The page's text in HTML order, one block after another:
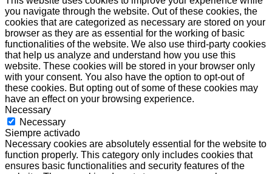
you navigate through the website. Out of these cookies, the
cookies that are categorized as necessary are stored on your
browser as they are as essential for the working of basic
functionalities of the website. We also use third-party cookies
that help us analyze and understand how you use this
website. These cookies will be stored in your browser only
with your consent. You also have the option to opt-out of
these cookies. But opting out of some of these cookies may
have an effect on your browsing experience.
Necessary
Necessary
Siempre activado
Necessary cookies are absolutely essential for the website to
function properly. This category only includes cookies that
ensures basic functionalities and security features of the